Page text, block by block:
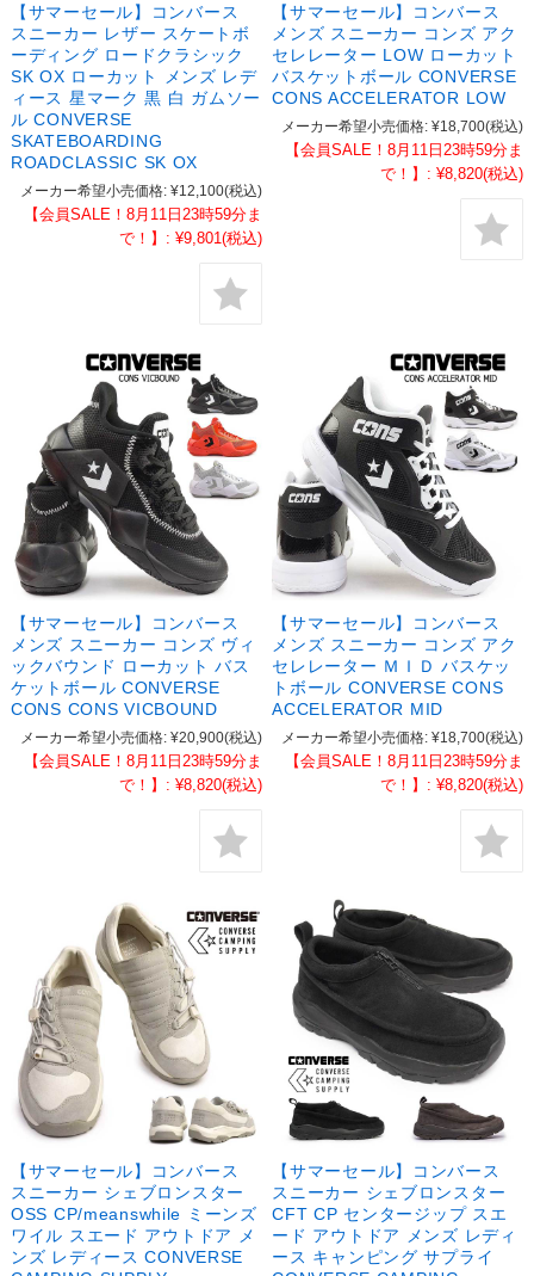
【サマーセール】コンバース
スニーカー レザー スケートボ
ーディング ロードクラシック
SK OX ローカット メンズ レデ
ィース 星マーク 黒 白 ガムソー
ル CONVERSE
SKATEBOARDING
ROADCLASSIC SK OX
メーカー希望小売価格: ¥12,100(税込)
【会員SALE！8月11日23時59分ま
で！】: ¥9,801(税込)
【サマーセール】コンバース
メンズ スニーカー コンズ アク
セレレーター LOW ローカット
バスケットボール CONVERSE
CONS ACCELERATOR LOW
メーカー希望小売価格: ¥18,700(税込)
【会員SALE！8月11日23時59分ま
で！】: ¥8,820(税込)
【サマーセール】コンバース
メンズ スニーカー コンズ ヴィ
ックバウンド ローカット バス
ケットボール CONVERSE
CONS CONS VICBOUND
メーカー希望小売価格: ¥20,900(税込)
【会員SALE！8月11日23時59分ま
で！】: ¥8,820(税込)
【サマーセール】コンバース
メンズ スニーカー コンズ アク
セレレーター ＭＩＤ バスケッ
トボール CONVERSE CONS
ACCELERATOR MID
メーカー希望小売価格: ¥18,700(税込)
【会員SALE！8月11日23時59分ま
で！】: ¥8,820(税込)
【サマーセール】コンバース
スニーカー シェブロンスター
OSS CP/meanswhile ミーンズ
ワイル スエード アウトドア メ
ンズ レディース CONVERSE
【サマーセール】コンバース
スニーカー シェブロンスター
CFT CP センタージップ スエ
ード アウトドア メンズ レディ
ース キャンピング サプライ